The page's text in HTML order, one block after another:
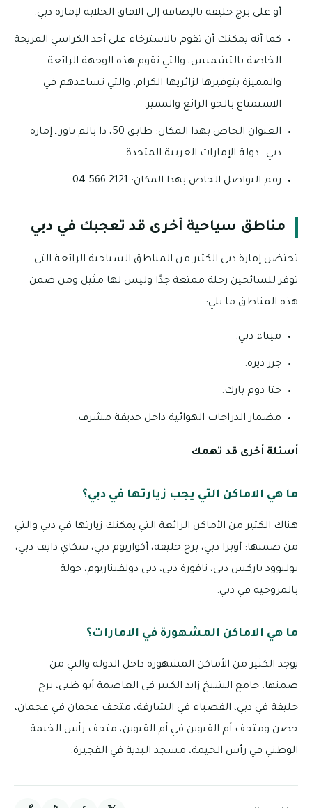
أو على برج خليفة بالإضافة إلى الآفاق الخلابة لإمارة دبي.
كما أنه يمكنك أن تقوم بالاسترخاء على أحد الكراسي المريحة
الخاصة بالتشميس، والتي تقوم هذه الوجهة الرائعة
والمميزة بتوفيرها لزائريها الكرام، والتي تساعدهم في
الاستمتاع بالجو الرائع والمميز.
العنوان الخاص بهذا المكان: طابق 50، ذا بالم تاور ـ إمارة
دبي ـ دولة الإمارات العربية المتحدة.
رقم التواصل الخاص بهذا المكان: 2121 566 04.
مناطق سياحية أخرى قد تعجبك في دبي
تحتضن إمارة دبي الكثير من المناطق السياحية الرائعة التي
توفر للسائحين رحلة ممتعة جدًا وليس لها مثيل ومن ضمن
هذه المناطق ما يلي:
ميناء دبي.
جزر ديرة.
حتا دوم بارك.
مضمار الدراجات الهوائية داخل حديقة مشرف.
أسئلة أخرى قد تهمك
ما هي الاماكن التي يجب زيارتها في دبي؟
هناك الكثير من الأماكن الرائعة التي يمكنك زيارتها في دبي والتي
من ضمنها: أوبرا دبي، برج خليفة، أكواريوم دبي، سكاي دايف دبي،
بوليوود باركس دبي، نافورة دبي، دبي دولفيناريوم، جولة
بالمروحية في دبي.
ما هي الاماكن المشهورة في الامارات؟
يوجد الكثير من الأماكن المشهورة داخل الدولة والتي من
ضمنها: جامع الشيخ زايد الكبير في العاصمة أبو ظبي، برج
خليفة في دبي، القصباء في الشارقة، متحف عجمان في عجمان،
حصن ومتحف أم القيوين في أم القيوين، متحف رأس الخيمة
الوطني في رأس الخيمة، مسجد البدية في الفجيرة.